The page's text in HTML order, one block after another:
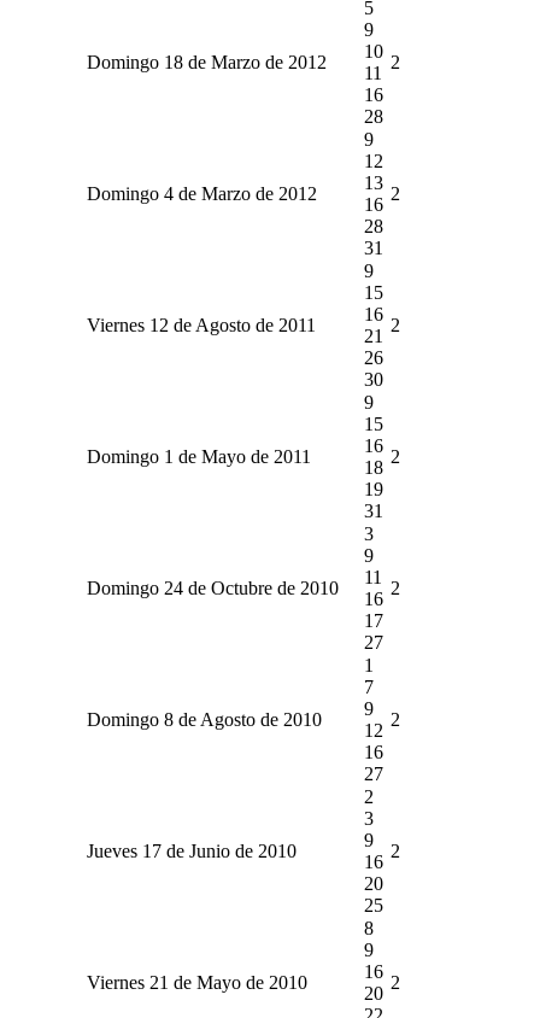
Domingo 18 de Marzo de 2012
5
9
10
11
16
28
2
Domingo 4 de Marzo de 2012
9
12
13
16
28
31
2
Viernes 12 de Agosto de 2011
9
15
16
21
26
30
2
Domingo 1 de Mayo de 2011
9
15
16
18
19
31
2
Domingo 24 de Octubre de 2010
3
9
11
16
17
27
2
Domingo 8 de Agosto de 2010
1
7
9
12
16
27
2
Jueves 17 de Junio de 2010
2
3
9
16
20
25
2
Viernes 21 de Mayo de 2010
8
9
16
20
2